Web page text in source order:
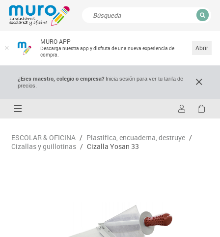
MURO APP
Descarga nuestra app y disfruta de una nueva experiencia de
compra.
Abrir
¿Eres maestro, colegio o empresa?Inicia sesión para ver tu tarifa de
precios.
ESCOLAR & OFICINA / Plastifica, encuaderna, destruye /
Cizallas y guillotinas / Cizalla Yosan 33